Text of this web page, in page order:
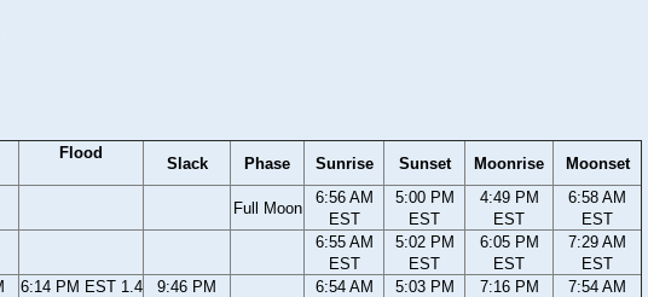
Flood
Slack Phase Sunrise Sunset Moonrise
Moonset
Full Moon
6:56 AM
EST
5:00 PM
EST
4:49 PM
EST
6:58 AM
EST
6:55 AM
EST
5:02 PM
EST
6:05 PM
EST
7:29 AM
EST
6:14 PM EST 1.4
9:46 PM
6:54 AM
5:03 PM
7:16 PM
7:54 AM